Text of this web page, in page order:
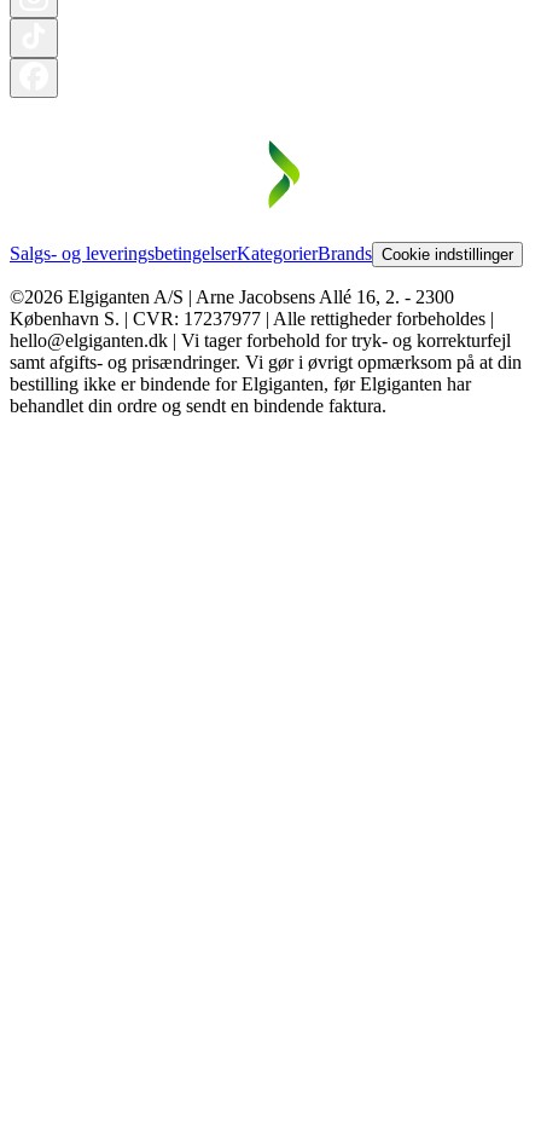
Salgs- og leveringsbetingelserKategorierBrands Cookie indstillinger
©2026 Elgiganten A/S | Arne Jacobsens Allé 16, 2. - 2300
København S. | CVR: 17237977 | Alle rettigheder forbeholdes |
hello@elgiganten.dk | Vi tager forbehold for tryk- og korrekturfejl
samt afgifts- og prisændringer. Vi gør i øvrigt opmærksom på at din
bestilling ikke er bindende for Elgiganten, før Elgiganten har
behandlet din ordre og sendt en bindende faktura.